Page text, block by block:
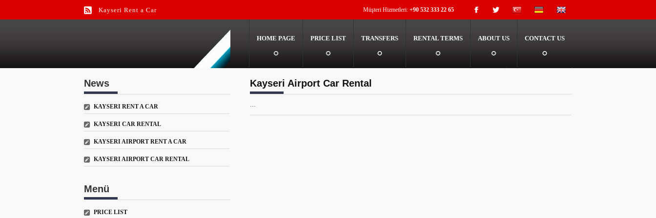
Kayseri Rent a Car
Kayseri Car Rental
Müşteri Hizmetleri: +90 532 333 22 65
HOME PAGE PRICE LIST TRANSFERS RENTAL TERMS ABOUT US CONTACT US
News
KAYSERI RENT A CAR
KAYSERI CAR RENTAL
KAYSERI AIRPORT RENT A CAR
KAYSERI AIRPORT CAR RENTAL
Menü
PRICE LIST
Kayseri Airport Car Rental
...